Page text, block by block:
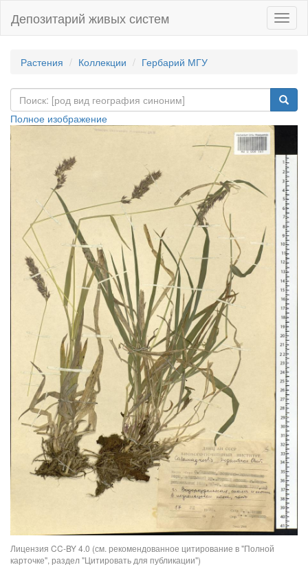
Депозитарий живых систем
Растения Коллекции Гербарий МГУ
Полное изображение
Лицензия CC-BY 4.0 (см. рекомендованное цитирование в "Полной
карточке", раздел "Цитировать для публикации")